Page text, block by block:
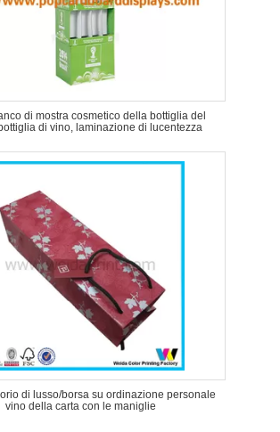
di mostra cosmetico della bottiglia del
di vino, laminazione di lucentezza
di lusso/borsa su ordinazione personale
vino della carta con le maniglie